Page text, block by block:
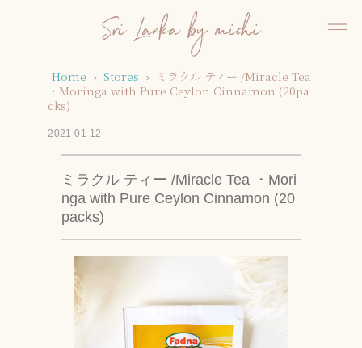
Home › Stores ›
ミラクル ティー /Miracle Tea
・Moringa with Pure Ceylon Cinnamon (20pa
cks)
2021-01-12
ミラクル ティー /Miracle Tea ・Mori
nga with Pure Ceylon Cinnamon (20
packs)